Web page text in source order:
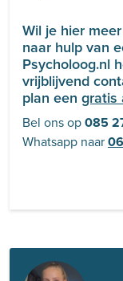
Wil je hier
naar hulp van
Psycholoog.nl
vrijblijvend
plan een gratis
Bel ons op085
Whatsapp naar